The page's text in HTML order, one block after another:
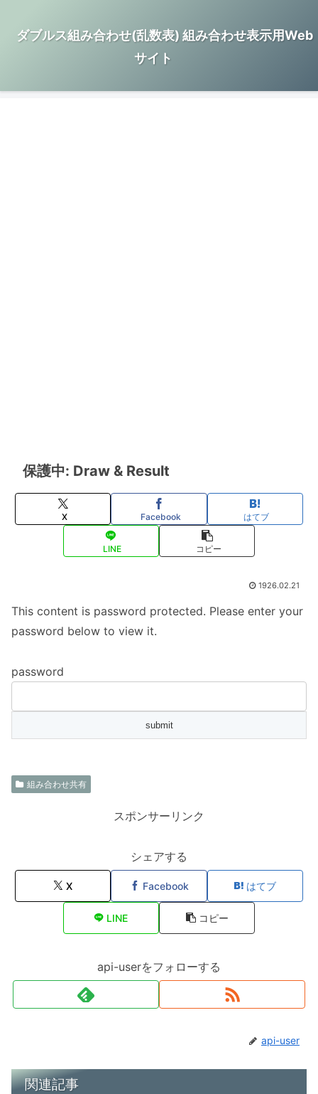
ダブルス組み合わせ(乱数表) 組み合わせ表示用Web
サイト
保護中: Draw & Result
X Facebook はてブ
LINE コピー
1926.02.21
This content is password protected. Please enter your
password below to view it.
password
組み合わせ共有
スポンサーリンク
シェアする
X Facebook はてブ
LINE コピー
api-userをフォローする
api-user
関連記事